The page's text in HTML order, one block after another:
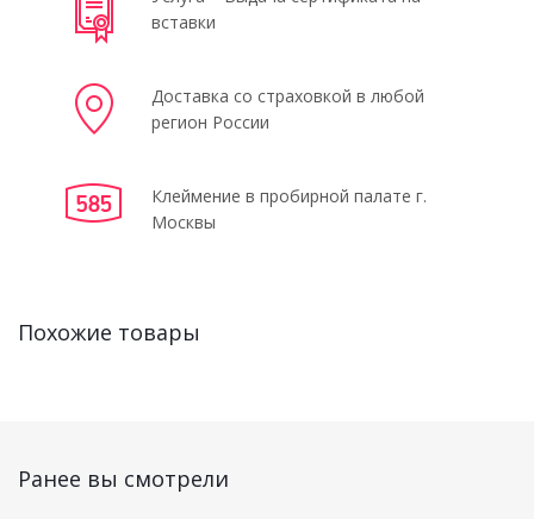
вставки
Доставка со страховкой в любой
регион России
Клеймение в пробирной палате г.
Москвы
Похожие товары
Ранее вы смотрели